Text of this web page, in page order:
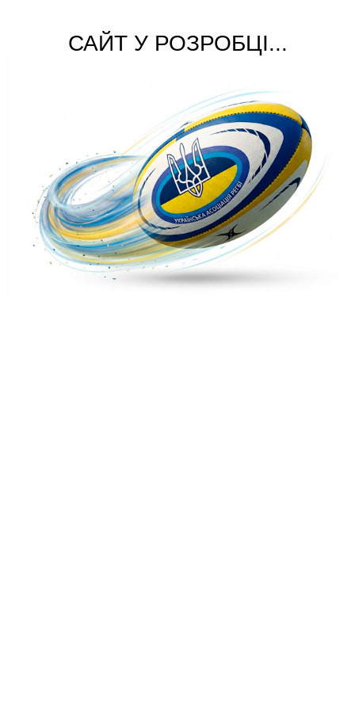
САЙТ У РОЗРОБЦІ...